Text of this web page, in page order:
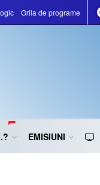
Grila de programe
EMISIUNI